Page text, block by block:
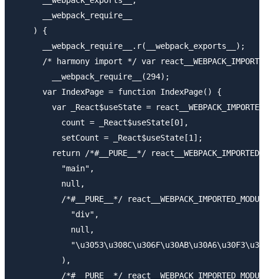
      __webpack_require__
    ) {
      __webpack_require__.r(__webpack_exports__);
/* harmony import */ var
        __webpack_require__(294);
      var IndexPage = function IndexPage() {
var _React$useState =
          count = _React$useState[0],
          setCount = _React$useState[1];
return /*#__PURE__*/
          "main",
          null,
/*#__PURE__*/
            "div",
            null,
          ),
/*#__PURE__*/